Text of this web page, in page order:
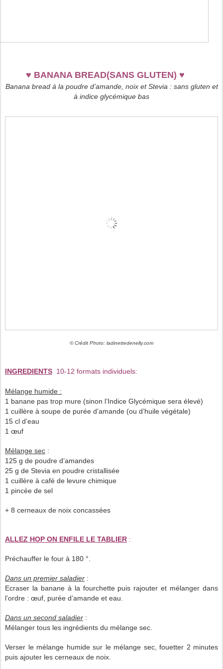
♥ BANANA BREAD(SANS GLUTEN) ♥
Banana bread à la poudre d’amande, noix et Stevia : sans gluten et
à indice glycémique bas
© Crédit Photo: ladinettedenelly.com
INGREDIENTS 10-12 formats individuels:
Mélange humide :
1 banane pas trop mure (sinon l’Indice Glycémique sera élevé)
1 cuillère à soupe de purée d’amande (ou d’huile végétale)
15 cl d’eau
1 œuf
Mélange sec :
125 g de poudre d’amandes
25 g de Stevia en poudre cristallisée
1 cuillère à café de levure chimique
1 pincée de sel
+ 8 cerneaux de noix concassées
ALLEZ HOP ON ENFILE LE TABLIER :
Préchauffer le four à 180 °.
Dans un premier saladier :
Ecraser la banane à la fourchette puis rajouter et mélanger dans
l’ordre : œuf, purée d’amande et eau.
Dans un second saladier :
Mélanger tous les ingrédients du mélange sec.
Verser le mélange humide sur le mélange sec, fouetter 2 minutes
puis ajouter les cerneaux de noix.